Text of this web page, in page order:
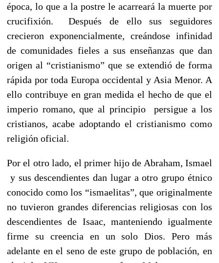
época, lo que a la postre le acarreará la muerte por
crucifixión. Después de ello sus seguidores
crecieron exponencialmente, creándose infinidad
de comunidades fieles a sus enseñanzas que dan
origen al “cristianismo” que se extendió de forma
rápida por toda Europa occidental y Asia Menor. A
ello contribuye en gran medida el hecho de que el
imperio romano, que al principio persigue a los
cristianos, acabe adoptando el cristianismo como
religión oficial.
Por el otro lado, el primer hijo de Abraham, Ismael
y sus descendientes dan lugar a otro grupo étnico
conocido como los “ismaelitas”, que originalmente
no tuvieron grandes diferencias religiosas con los
descendientes de Isaac, manteniendo igualmente
firme su creencia en un solo Dios. Pero más
adelante en el seno de este grupo de población, en